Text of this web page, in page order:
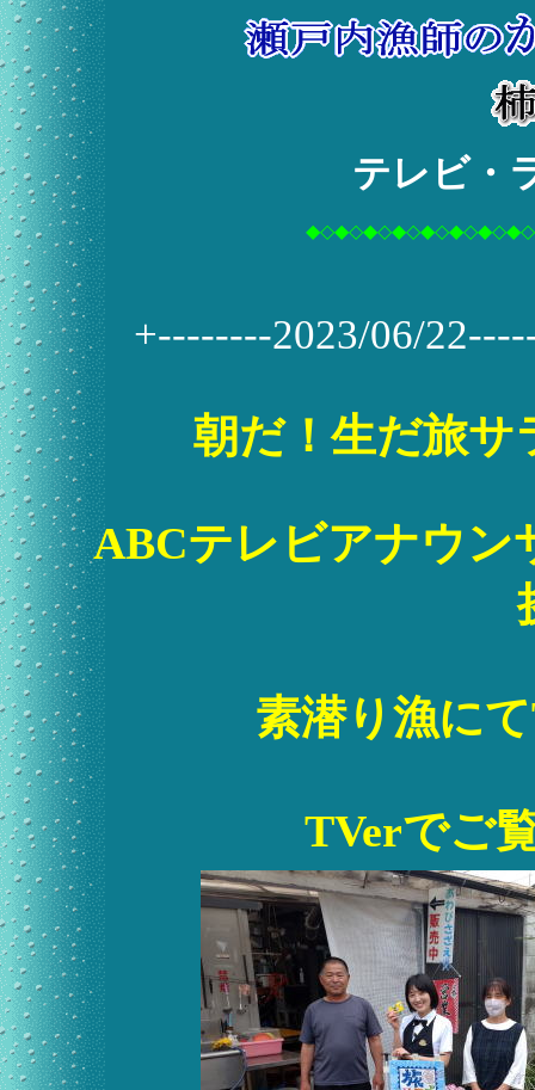
テレビ・
+--------2023/06/
朝だ！生だ旅サ
ABCテレビアナウン
素潜り漁に
TVerでご